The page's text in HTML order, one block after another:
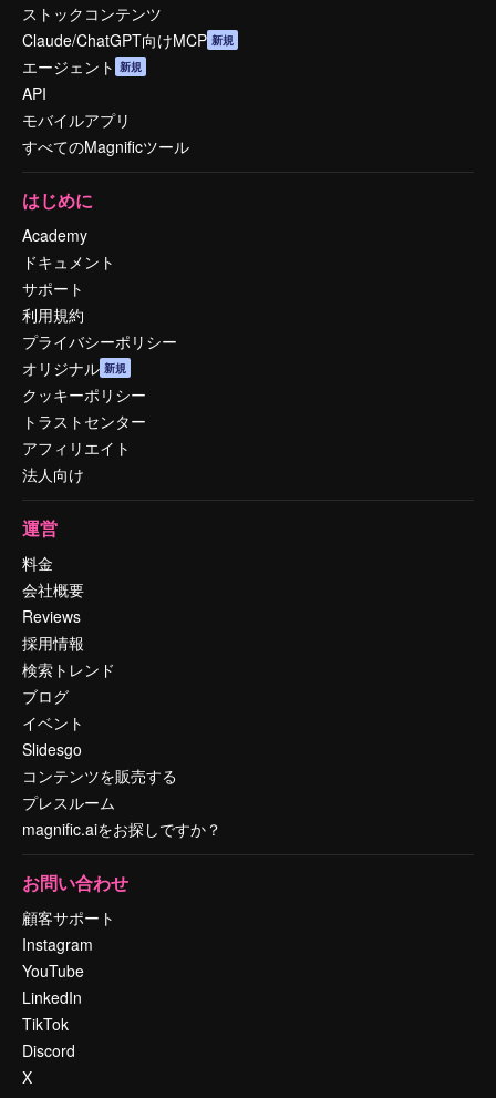
ストックコンテンツ
Claude/ChatGPT向けMCP 新規
エージェント 新規
API
モバイルアプリ
すべてのMagnificツール
はじめに
Academy
ドキュメント
サポート
利用規約
プライバシーポリシー
オリジナル 新規
クッキーポリシー
トラストセンター
アフィリエイト
法人向け
運営
料金
会社概要
Reviews
採用情報
検索トレンド
ブログ
イベント
Slidesgo
コンテンツを販売する
プレスルーム
magnific.aiをお探しですか？
お問い合わせ
顧客サポート
Instagram
YouTube
LinkedIn
TikTok
Discord
X